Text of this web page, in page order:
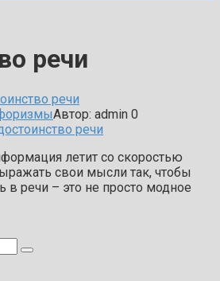
речи
речи
Автор: admin 0
летит со скоростью
свои мысли так, чтобы
в речи – это не просто модное